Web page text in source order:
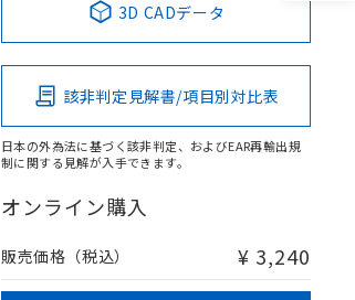
3D CADデータ
該非判定見解書/項目別対比表
日本の外為法に基づく該非判定、およびEAR再輸出規
制に関する見解が入手できます。
オンライン購入
販売価格（税込） ¥ 3,240